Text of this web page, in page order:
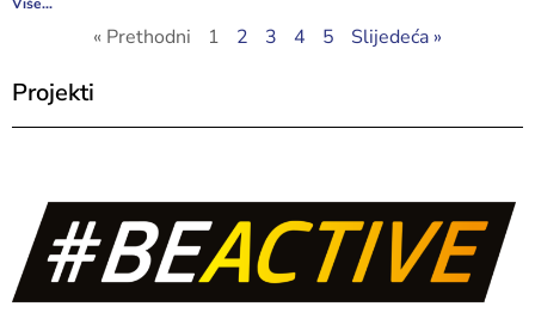
« Prethodni 1 2 3 4 5 Slijedeća »
Projekti